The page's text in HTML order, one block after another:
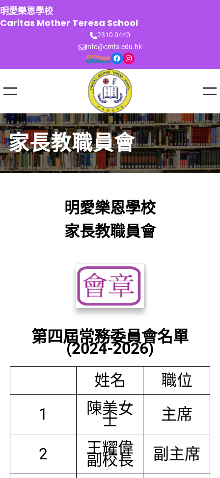
跳
至
主
明愛樂恩學校
Caritas Mother Teresa School
2310 0440
info@cmts.edu.hk
Facebook Instagram
家長教職員會
明愛樂恩學校
家長教職員會
第四屆常務委員會名單
(2024-2026)
姓名
職位
1
陳美女
士 主席
2 王耀偉
副校長 副主席